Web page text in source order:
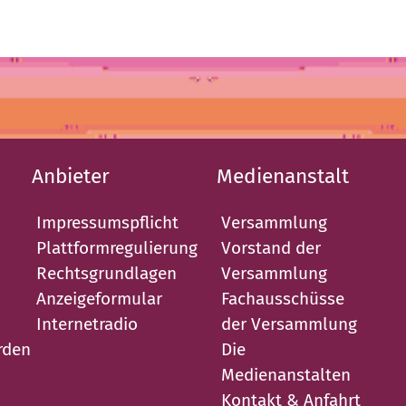
Anbieter
Impressumspflicht
Plattformregulierung
Rechtsgrundlagen
Anzeigeformular
Internetradio
Medienanstalt
Versammlung
Vorstand der
Versammlung
Fachausschüsse
der Versammlung
Die
Medienanstalten
Kontakt & Anfahrt